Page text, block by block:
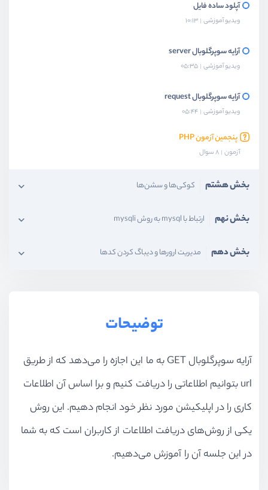
آپلود ساده فایل
ویدیو آموزشی 10:13
آرایه سوپرگلوبال server
ویدیو آموزشی 05:35
آرایه سوپرگلوبال request
ویدیو آموزشی 05:44
پنجمین آزمون PHP
آزمون 8 سوال
بخش هشتم کوکی‌ها و سشن‌ها
بخش نهم ارتباط با mysql به روش mysqli
بخش دهم مدیریت ارورها و دیباگ کردن کدها
توضیحات
آرایه سوپرگلوبال GET به ما این اجازه را می‌دهد که از طریق
url بتوانیم اطلاعاتی را دریافت کنیم و برا اساس آن اطلاعات
کاری را در اپلیکیشن مورد نظر خود انجام دهیم. این روش
یکی از روش‌های دریافت اطلاعات از کاربران است که به شما
در این جلسه آن را آموزش می‌دهیم.